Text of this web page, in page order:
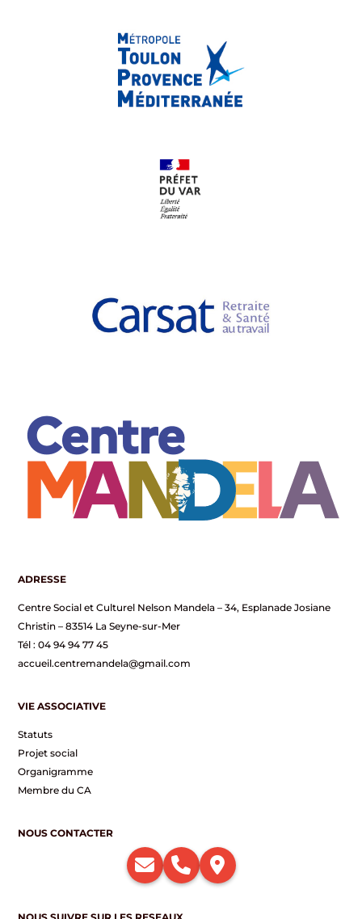
ADRESSE
Centre Social et Culturel Nelson Mandela – 34, Esplanade Josiane
Christin – 83514 La Seyne-sur-Mer
Tél : 04 94 94 77 45
accueil.centremandela@gmail.com
VIE ASSOCIATIVE
Statuts
Projet social
Organigramme
Membre du CA
NOUS CONTACTER